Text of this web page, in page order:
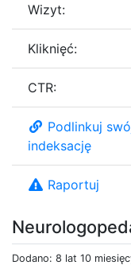
Dodano: 8 lat 10
Wizyt:
Kliknięć:
CTR:
Podlinkuj
indeksację
Raportuj